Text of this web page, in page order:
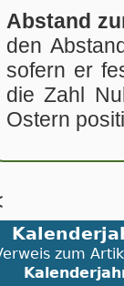
Abstand
den
sofern er
die Zahl
Ostern
zum